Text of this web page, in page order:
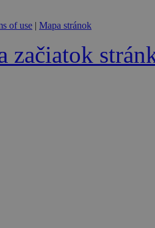
of use | Mapa stránok
začiatok